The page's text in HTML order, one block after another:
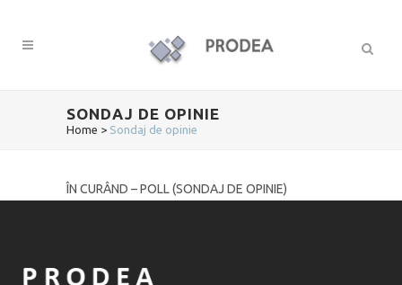
SONDAJ DE OPINIE
Home > Sondaj de opinie
ÎN CURÂND – POLL (SONDAJ DE OPINIE)